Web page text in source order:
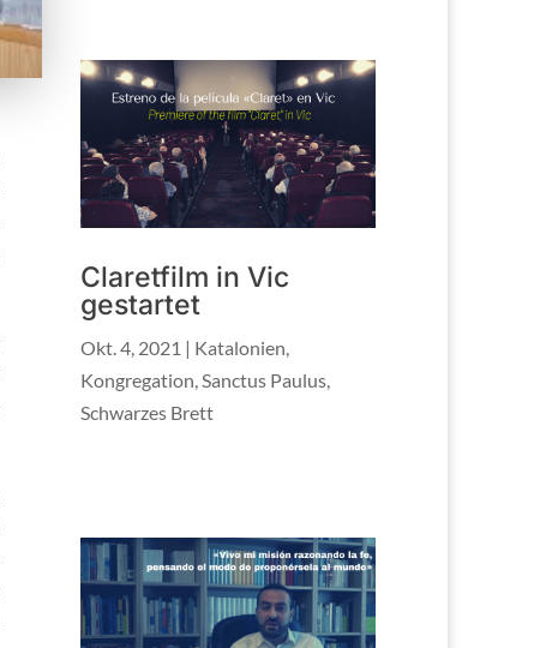
Claretfilm in Vic
gestartet
Okt. 4, 2021 | Katalonien,
Kongregation,Sanctus Paulus,
Schwarzes Brett